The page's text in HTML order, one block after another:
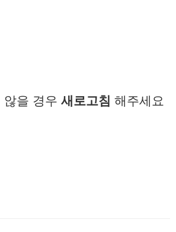
않을 경우 새로고침 해주세요